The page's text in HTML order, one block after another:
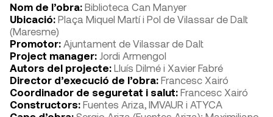
Nom de l’obra: Biblioteca Can Manyer
Ubicació: Plaça Miquel Martí i Pol de Vilassar de Dalt
(Maresme)
Promotor: Ajuntament de Vilassar de Dalt
Project manager: Jordi Armengol
Autors del projecte: Lluís Dilmé i Xavier Fabré
Director d’execució de l’obra: Francesc Xairó
Coordinador de seguretat i salut: Francesc Xairó
Constructors: Fuentes Ariza, IMVAUR i ATYCA